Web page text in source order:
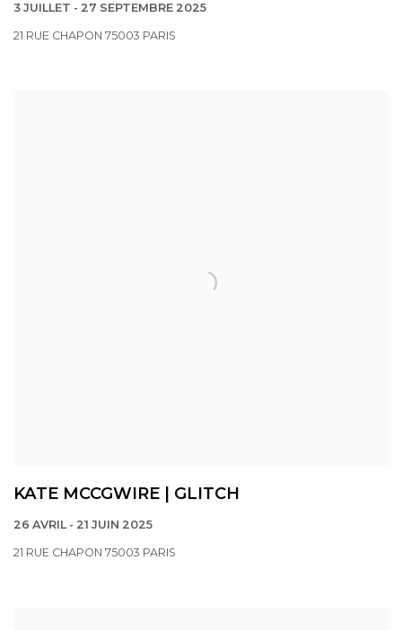
3 JUILLET - 27 SEPTEMBRE 2025
21 RUE CHAPON 75003 PARIS
KATE MCCGWIRE | GLITCH
26 AVRIL - 21 JUIN 2025
21 RUE CHAPON 75003 PARIS